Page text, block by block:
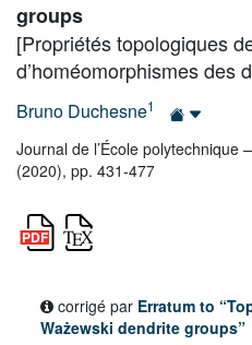
groups
[Propriétés topologiques
d’homéomorphismes des
Bruno Duchesne1
Journal de l’École
(2020), pp. 431-477
corrigé par Erratum to
Ważewski dendrite groups”